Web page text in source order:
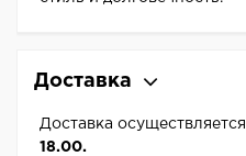
Доставка
Доставка
18.00.